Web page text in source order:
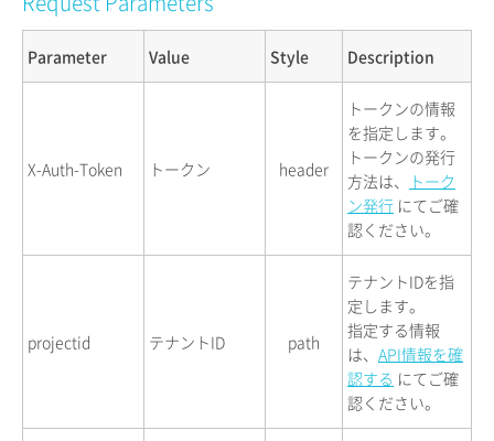
Parameter Value Style Description
X-Auth-Token トークン header
トークンの情報
を指定します。
トークンの発行
方法は、
トーク
ン発行 にてご確
認ください。
projectid テナントID path
テナントIDを指
定します。
指定する情報
は、 API情報を確
認する にてご確
認ください。